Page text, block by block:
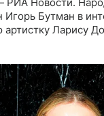
Игорь Бутман в
артистку Ларису